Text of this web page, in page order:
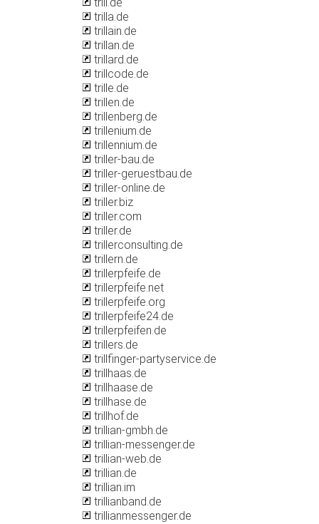
trilla.de
trillain.de
trillan.de
trillard.de
trillcode.de
trille.de
trillen.de
trillenberg.de
trillenium.de
trillennium.de
triller-bau.de
triller-geruestbau.de
triller-online.de
triller.biz
triller.com
triller.de
trillerconsulting.de
trillern.de
trillerpfeife.de
trillerpfeife.net
trillerpfeife.org
trillerpfeife24.de
trillerpfeifen.de
trillers.de
trillfinger-partyservice.de
trillhaas.de
trillhaase.de
trillhase.de
trillhof.de
trillian-gmbh.de
trillian-messenger.de
trillian-web.de
trillian.de
trillian.im
trillianband.de
trillianmessenger.de